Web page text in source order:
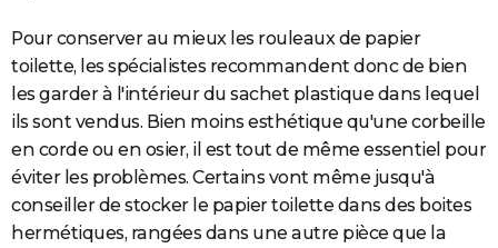
Pour conserver au mieux les rouleaux de papier
toilette, les spécialistes recommandent donc de bien
les garder à l'intérieur du sachet plastique dans lequel
ils sont vendus. Bien moins esthétique qu'une corbeille
en corde ou en osier, il est tout de même essentiel pour
éviter les problèmes. Certains vont même jusqu'à
conseiller de stocker le papier toilette dans des boites
hermétiques, rangées dans une autre pièce que la